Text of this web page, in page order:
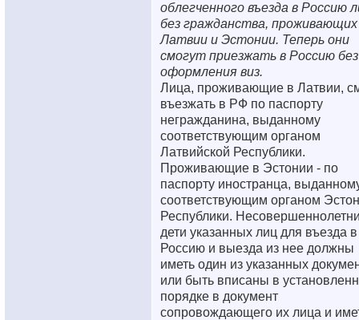
облегченного въезда в Россию
без гражданства, проживающих
Латвии и Эстонии. Теперь они
смогут приезжать в Россию без
оформления виз.
Лица, проживающие в Латвии,
въезжать в РФ по паспорту
негражданина, выданному
соответствующим органом
Латвийской Республики.
Проживающие в Эстонии - по
паспорту иностранца,
соответствующим органом
Республики.
дети указанных лиц для въезда в
Россию и выезда из нее должны
иметь один из указанных
или быть вписаны в
порядке в документ
сопровождающего их лица и